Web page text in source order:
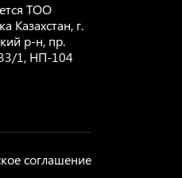
ТОО
Казахстан, г.
р-н, пр.
1, НП-104
соглашение